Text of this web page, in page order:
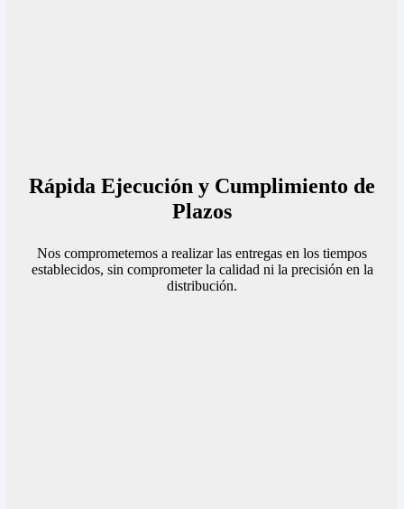
Rápida Ejecución y Cumplimiento de
Plazos
Nos comprometemos a realizar las entregas en los tiempos
establecidos, sin comprometer la calidad ni la precisión en la
distribución.